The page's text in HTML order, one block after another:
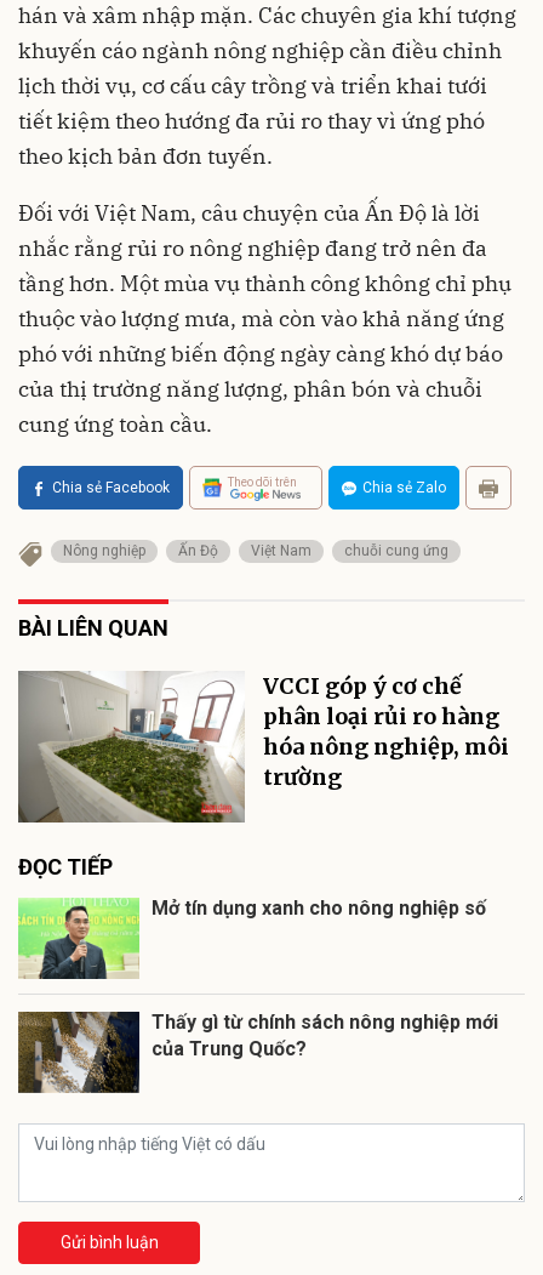
hán và xâm nhập mặn. Các chuyên gia khí tượng
khuyến cáo ngành nông nghiệp cần điều chỉnh
lịch thời vụ, cơ cấu cây trồng và triển khai tưới
tiết kiệm theo hướng đa rủi ro thay vì ứng phó
theo kịch bản đơn tuyến.
Đối với Việt Nam, câu chuyện của Ấn Độ là lời
nhắc rằng rủi ro nông nghiệp đang trở nên đa
tầng hơn. Một mùa vụ thành công không chỉ phụ
thuộc vào lượng mưa, mà còn vào khả năng ứng
phó với những biến động ngày càng khó dự báo
của thị trường năng lượng, phân bón và chuỗi
cung ứng toàn cầu.
Chia sẻ Facebook Theo dõi trên Chia sẻ Zalo
Nông nghiệp Ấn Độ Việt Nam chuỗi cung ứng
BÀI LIÊN QUAN
VCCI góp ý cơ chế
phân loại rủi ro hàng
hóa nông nghiệp, môi
trường
ĐỌC TIẾP
Mở tín dụng xanh cho nông nghiệp số
Thấy gì từ chính sách nông nghiệp mới
của Trung Quốc?
Gửi bình luận